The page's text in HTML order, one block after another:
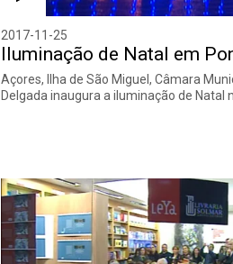
2017-11-25
Iluminação de Natal em
Açores, Ilha de São Miguel, Câmara
Delgada inaugura a iluminação de Natal